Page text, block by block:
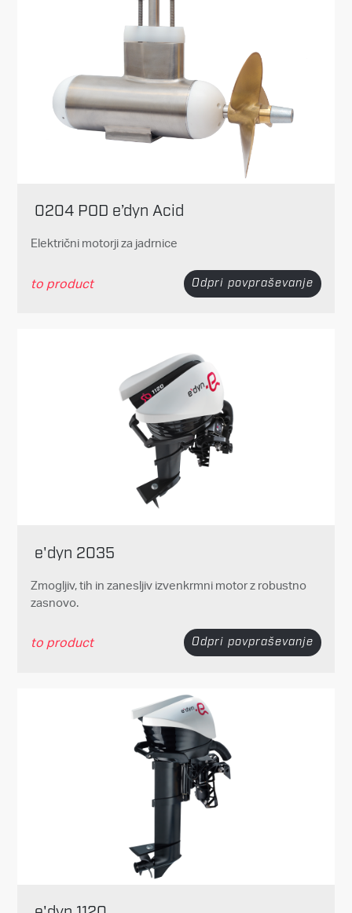
0204 POD e’dyn Acid
Električni motorji za jadrnice
to product Odpri povpraševanje
e'dyn 2035
Zmogljiv, tih in zanesljiv izvenkrmni motor z robustno
zasnovo.
to product Odpri povpraševanje